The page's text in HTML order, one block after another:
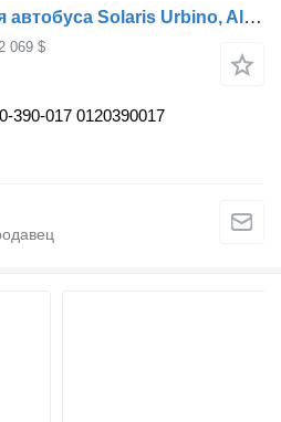
Двигатель ISLG320 для автобуса Solaris Urbino, Alpino, Vacanza (1999-)
069 $
390-017 0120390017